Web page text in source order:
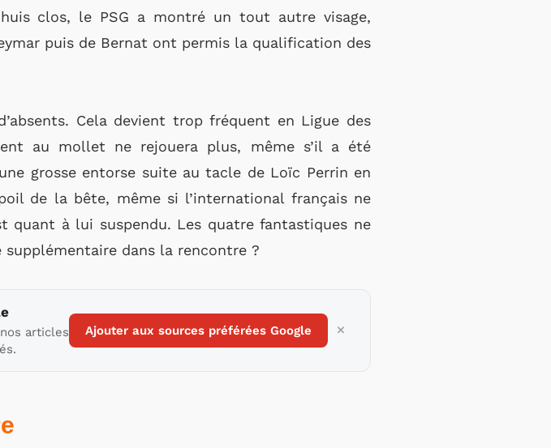
clos, le PSG a montré un tout autre visage,
puis de Bernat ont permis la qualification des
Cela devient trop fréquent en Ligue des
au mollet ne rejouera plus, même s’il a été
grosse entorse suite au tacle de Loïc Perrin en
de la bête, même si l’international français ne
quant à lui suspendu. Les quatre fantastiques ne
dans la rencontre ?
articles
Ajouter aux sources préférées Google